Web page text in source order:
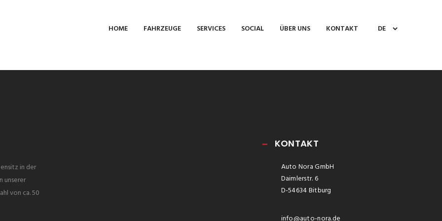
HOME FAHRZEUGE SERVICES SOCIAL ÜBER UNS KONTAKT
in der
unserer
von ca. 50
KONTAKT
Auto Nora GmbH
Daimlerstr. 6
D-54634 Bitburg